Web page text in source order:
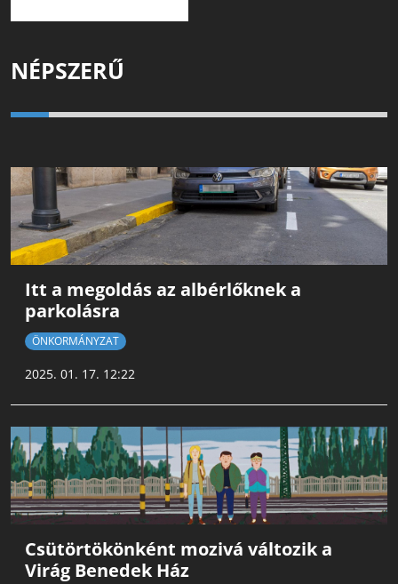
NÉPSZERŰ
Itt a megoldás az albérlőknek a
parkolásra
ÖNKORMÁNYZAT
2025. 01. 17. 12:22
Csütörtökönként mozivá változik a
Virág Benedek Ház